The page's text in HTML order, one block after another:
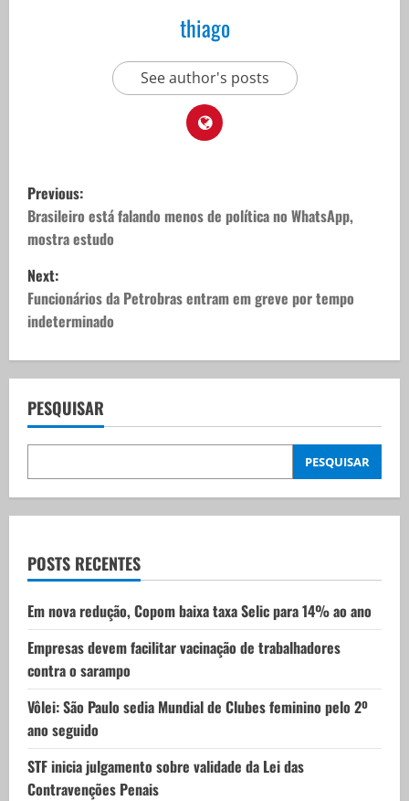
thiago
See author's posts
P
o
s
t
n
a
v
i
g
t
i
o
n
Previous:
Brasileiro está falando menos de política no WhatsApp,
mostra estudo
Next:
Funcionários da Petrobras entram em greve por tempo
indeterminado
PESQUISAR
PESQUISAR
POSTS RECENTES
Em nova redução, Copom baixa taxa Selic para 14% ao ano
Empresas devem facilitar vacinação de trabalhadores
contra o sarampo
Vôlei: São Paulo sedia Mundial de Clubes feminino pelo 2º
ano seguido
STF inicia julgamento sobre validade da Lei das
Contravenções Penais